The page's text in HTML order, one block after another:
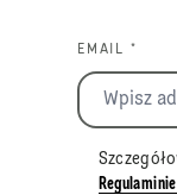
EMAIL *